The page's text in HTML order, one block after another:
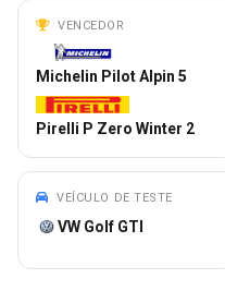
VENCEDOR
Michelin Pilot Alpin 5
Pirelli P Zero Winter 2
VEÍCULO DE TESTE
VW Golf GTI